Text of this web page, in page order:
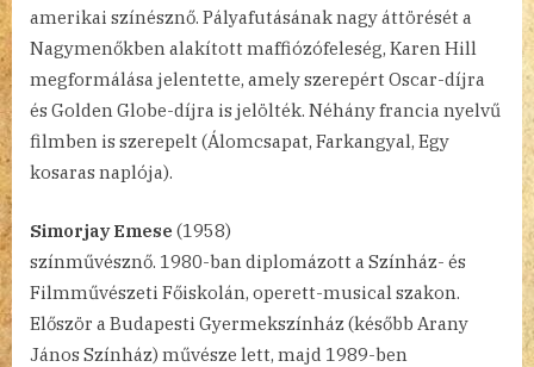
amerikai színésznő. Pályafutásának nagy áttörését a
Nagymenőkben alakított maffiózófeleség, Karen Hill
megformálása jelentette, amely szerepért Oscar-díjra
és Golden Globe-díjra is jelölték. Néhány francia nyelvű
filmben is szerepelt (Álomcsapat, Farkangyal, Egy
kosaras naplója).
Simorjay Emese (1958)
színművésznő. 1980-ban diplomázott a Színház- és
Filmművészeti Főiskolán, operett-musical szakon.
Először a Budapesti Gyermekszínház (később Arany
János Színház) művésze lett, majd 1989-ben